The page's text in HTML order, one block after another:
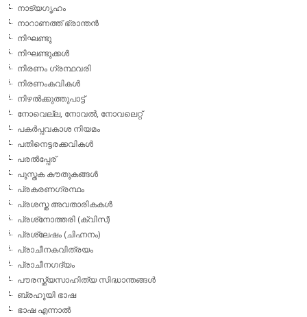
നാട്യഗൃഹം
നാറാണത്ത് ഭ്രാന്തന്‍
നിഘണ്ടു
നിഘണ്ടുക്കള്‍
നിരണം ഗ്രന്ഥവരി
നിരണംകവികള്‍
നിഴല്‍ക്കുത്തുപാട്ട്
നോവെല്ല, നോവല്‍, നോവലെറ്റ്
പകര്‍പ്പവകാശ നിയമം
പതിനെട്ടരക്കവികള്‍
പരല്‍പ്പേര്
പുസ്തക കൗതുകങ്ങള്‍
പ്രകരണഗ്രന്ഥം
പ്രശസ്ത അവതാരികകള്‍
പ്രശ്‌നോത്തരി (ക്വിസ്)
പ്രശ്ലേഷം (ചിഹ്നനം)
പ്രാചീനകവിത്രയം
പ്രാചീനഗദ്യം
പൗരസ്ത്യസാഹിത്യ സിദ്ധാന്തങ്ങള്‍
ബ്രഹൂയി ഭാഷ
ഭാഷ എന്നാല്‍